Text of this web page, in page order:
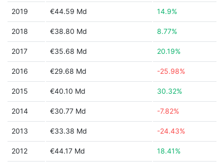
2019 €44.59 Md 14.9%
2018 €38.80 Md 8.77%
2017 €35.68 Md 20.19%
2016 €29.68 Md -25.98%
2015 €40.10 Md 30.32%
2014 €30.77 Md -7.82%
2013 €33.38 Md -24.43%
2012 €44.17 Md 18.41%